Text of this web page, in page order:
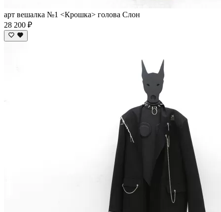
арт вешалка №1 <Крошка> голова Слон
28 200 ₽